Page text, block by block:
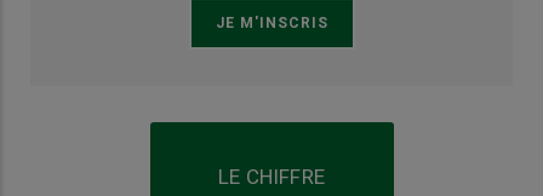
LE CHIFFRE